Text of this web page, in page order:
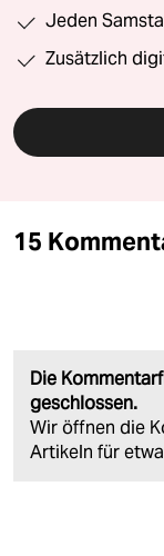
Jeden
Zusätzlich
15
Die
geschlossen.
Wir öffnen die
Artikeln für